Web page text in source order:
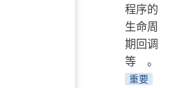
程序的
生命周
期回调
等。
重要